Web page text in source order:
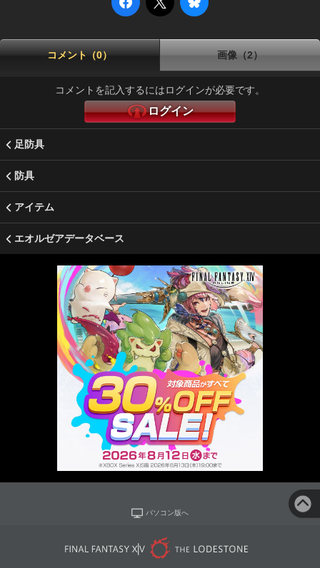
コメント（0） 画像（2）
コメントを記入するにはログインが必要です。
ログイン
足防具
防具
アイテム
エオルゼアデータベース
パソコン版へ